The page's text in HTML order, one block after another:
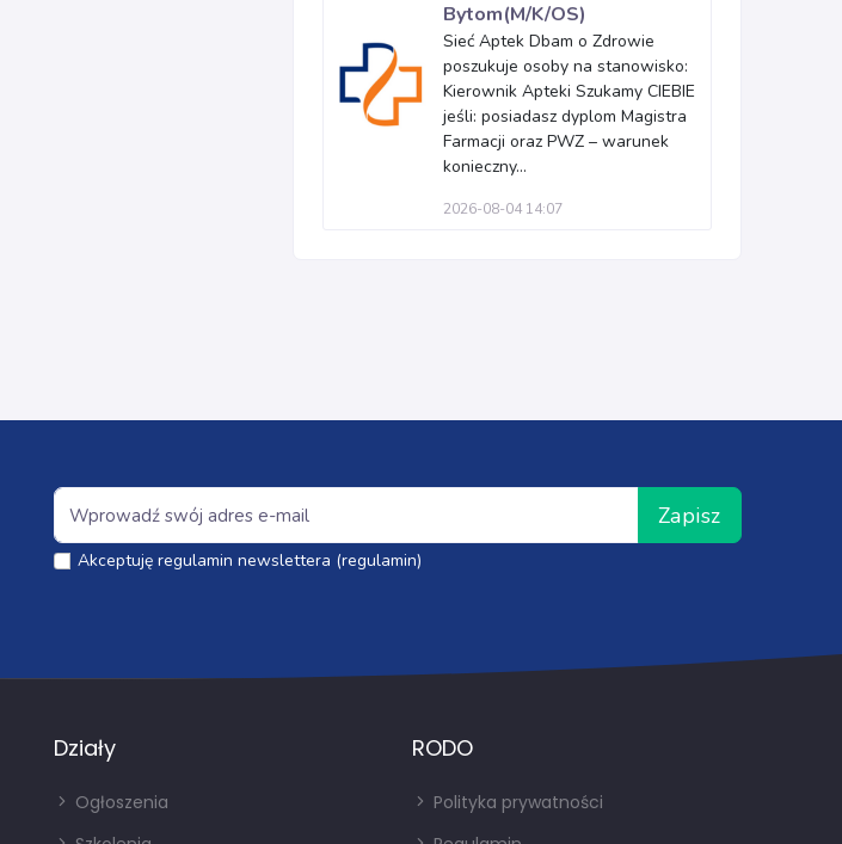
Bytom(M/K/OS)
Sieć Aptek Dbam o Zdrowie
poszukuje osoby na stanowisko:
Kierownik Apteki Szukamy CIEBIE
jeśli: posiadasz dyplom Magistra
Farmacji oraz PWZ – warunek
konieczny...
2026-08-04 14:07
Zapisz
Akceptuję regulamin newslettera (regulamin)
Działy
Ogłoszenia
RODO
Polityka prywatności